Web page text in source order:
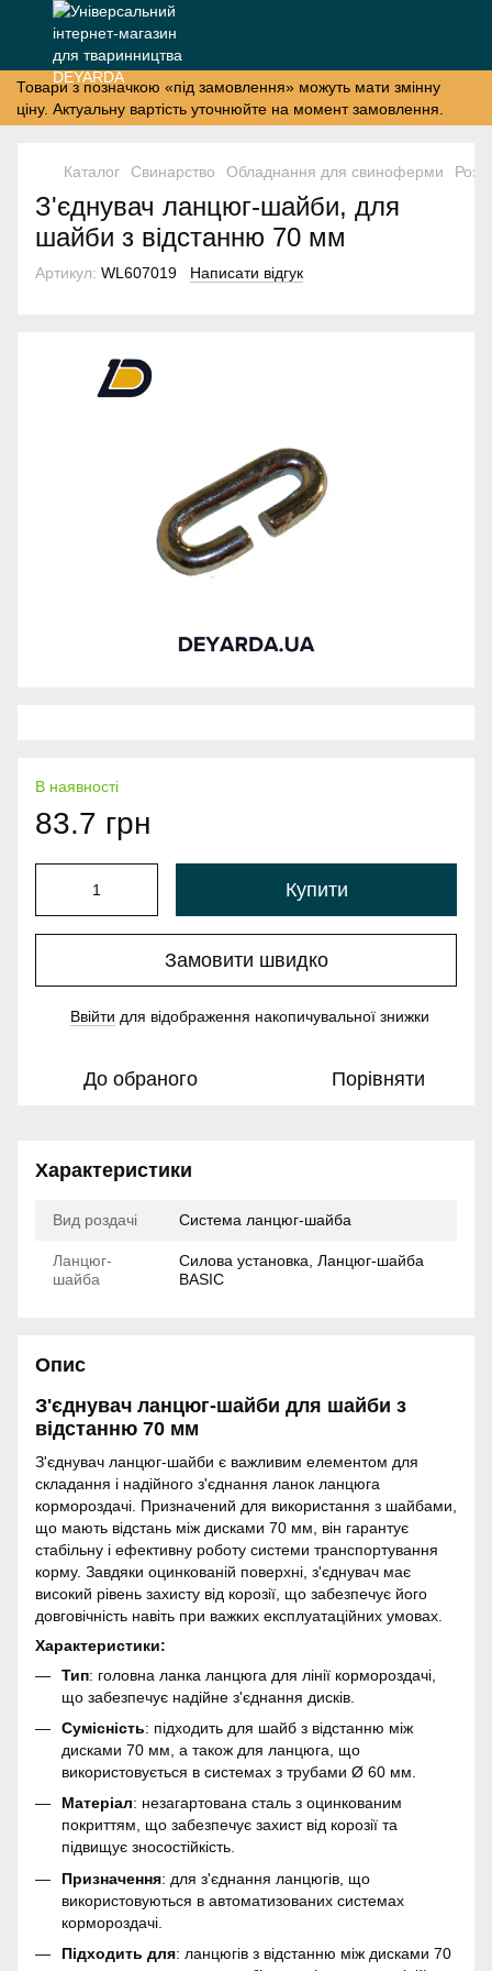
Товари з позначкою «під замовлення» можуть мати змінну
ціну. Актуальну вартість уточнюйте на момент замовлення.
Каталог Свинарство Обладнання для свиноферми
З'єднувач ланцюг-шайби, для
шайби з відстанню 70 мм
Артикул: WL607019 Написати відгук
В наявності
83.7 грн
Купити
Замовити швидко
Ввійти для відображення накопичувальної знижки
До обраного Порівняти
Характеристики
Вид роздачі Система ланцюг-шайба
Ланцюг-
шайба
Силова установка, Ланцюг-шайба
BASIC
Опис
З'єднувач ланцюг-шайби для шайби з
відстанню 70 мм
З'єднувач ланцюг-шайби є важливим елементом для
складання і надійного з'єднання ланок ланцюга
кормороздачі. Призначений для використання з шайбами,
що мають відстань між дисками 70 мм, він гарантує
стабільну і ефективну роботу системи транспортування
корму. Завдяки оцинкованій поверхні, з'єднувач має
високий рівень захисту від корозії, що забезпечує його
довговічність навіть при важких експлуатаційних умовах.
Характеристики:
Тип: головна ланка ланцюга для лінії кормороздачі,
що забезпечує надійне з'єднання дисків.
Сумісність: підходить для шайб з відстанню між
дисками 70 мм, а також для ланцюга, що
використовується в системах з трубами Ø 60 мм.
Матеріал: незагартована сталь з оцинкованим
покриттям, що забезпечує захист від корозії та
підвищує зносостійкість.
Призначення: для з'єднання ланцюгів, що
використовуються в автоматизованих системах
кормороздачі.
Підходить для: ланцюгів з відстанню між дисками 70